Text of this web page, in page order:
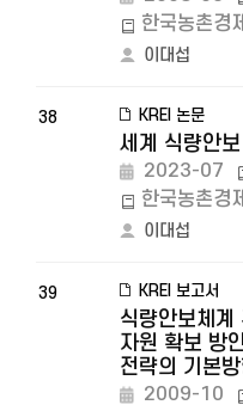
한국농촌경
이대섭
38 KREI 논문
세계 식량안
2023-07
한국농촌경
이대섭
39 KREI 보고서
식량안보체계
자원 확보 방
전략의 기본
2009-10